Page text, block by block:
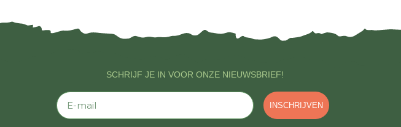
SCHRIJF JE IN VOOR ONZE NIEUWSBRIEF!
E-mail
INSCHRIJVEN